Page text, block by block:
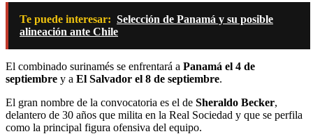
Te puede interesar: Selección de Panamá y su posible
alineación ante Chile
El combinado surinamés se enfrentará a Panamá el 4 de
septiembre y a El Salvador el 8 de septiembre.
El gran nombre de la convocatoria es el de Sheraldo Becker,
delantero de 30 años que milita en la Real Sociedad y que se perfila
como la principal figura ofensiva del equipo.